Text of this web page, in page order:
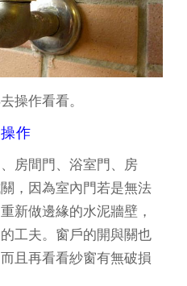
操作看看。
作
房間門、浴室門、房
，因為室內門若是無法
新做邊緣的水泥牆壁，
工夫。窗戶的開與關也
且再看看紗窗有無破損